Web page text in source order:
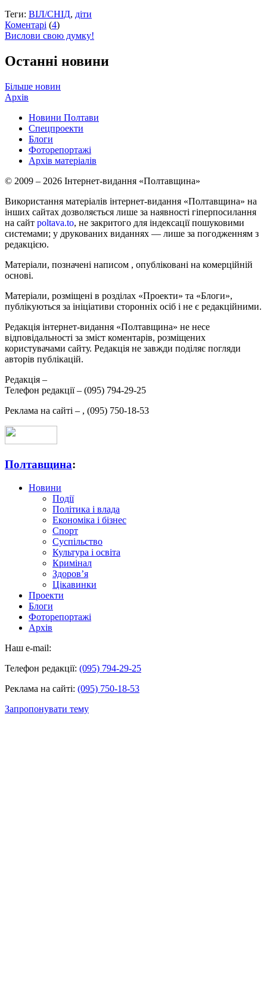
Теги: ВІЛ/СНІД, діти
Коментарі (4)
Вислови свою думку!
Останні новини
Більше новин
Архів
Новини Полтави
Спецпроекти
Блоги
Фоторепортажі
Архів матеріалів
© 2009 – 2026 Інтернет-видання «Полтавщина»
Використання матеріалів інтернет-видання «Полтавщина» на
інших сайтах дозволяється лише за наявності гіперпосилання
на сайт poltava.to, не закритого для індексації пошуковими
системами; у друкованих виданнях — лише за погодженням з
редакцією.
Матеріали, позначені написом , опубліковані на комерційній
основі.
Матеріали, розміщені в розділах «Проекти» та «Блоги»,
публікуються за ініціативи сторонніх осіб і не є редакційними.
Редакція інтернет-видання «Полтавщина» не несе
відповідальності за зміст коментарів, розміщених
користувачами сайту. Редакція не завжди поділяє погляди
авторів публікацій.
Редакція –
Телефон редакції – (095) 794-29-25
Реклама на сайті – , (095) 750-18-53
Полтавщина:
Новини
Події
Політика і влада
Економіка і бізнес
Спорт
Суспільство
Культура і освіта
Кримінал
Здоров’я
Цікавинки
Проекти
Блоги
Фоторепортажі
Архів
Наш e-mail:
Телефон редакції: (095) 794-29-25
Реклама на сайті: (095) 750-18-53
Запропонувати тему